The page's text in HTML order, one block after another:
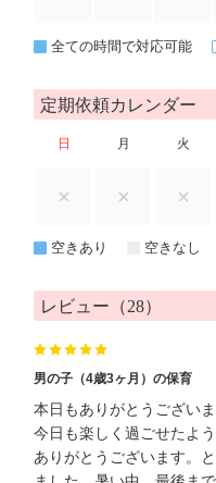
全ての時間で対応可能
定期依頼カレンダー
日 月 火
空きあり 空きなし
レビュー（28）
男の子（4歳3ヶ月）の保育
本日もありがとうございま
今日も楽しく過ごせたよ
ありがとうございます。